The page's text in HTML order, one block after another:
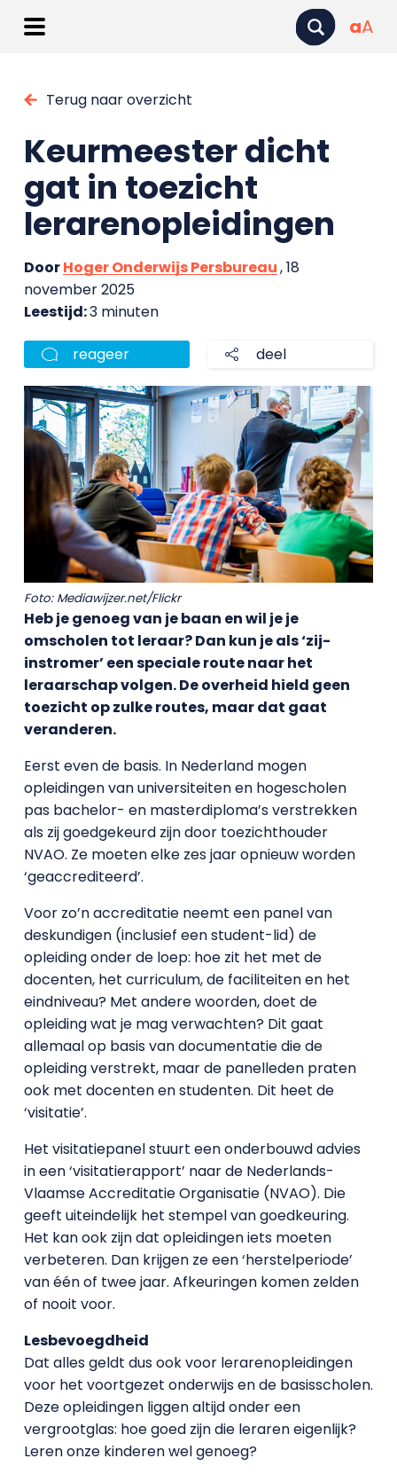
aA
Terug naar overzicht
Keurmeester dicht
gat in toezicht
lerarenopleidingen
DoorHoger Onderwijs Persbureau, 18
november 2025
Leestijd:3 minuten
reageer deel
Foto: Mediawijzer.net/Flickr
Heb je genoeg van je baan en wil je je
omscholen tot leraar? Dan kun je als ‘zij-
instromer’ een speciale route naar het
leraarschap volgen. De overheid hield geen
toezicht op zulke routes, maar dat gaat
veranderen.
Eerst even de basis. In Nederland mogen
opleidingen van universiteiten en hogescholen
pas bachelor- en masterdiploma’s verstrekken
als zij goedgekeurd zijn door toezichthouder
NVAO. Ze moeten elke zes jaar opnieuw worden
‘geaccrediteerd’.
Voor zo’n accreditatie neemt een panel van
deskundigen (inclusief een student-lid) de
opleiding onder de loep: hoe zit het met de
docenten, het curriculum, de faciliteiten en het
eindniveau? Met andere woorden, doet de
opleiding wat je mag verwachten? Dit gaat
allemaal op basis van documentatie die de
opleiding verstrekt, maar de panelleden praten
ook met docenten en studenten. Dit heet de
‘visitatie’.
Het visitatiepanel stuurt een onderbouwd advies
in een ‘visitatierapport’ naar de Nederlands-
Vlaamse Accreditatie Organisatie (NVAO). Die
geeft uiteindelijk het stempel van goedkeuring.
Het kan ook zijn dat opleidingen iets moeten
verbeteren. Dan krijgen ze een ‘herstelperiode’
van één of twee jaar. Afkeuringen komen zelden
of nooit voor.
Lesbevoegdheid
Dat alles geldt dus ook voor lerarenopleidingen
voor het voortgezet onderwijs en de basisscholen.
Deze opleidingen liggen altijd onder een
vergrootglas: hoe goed zijn die leraren eigenlijk?
Leren onze kinderen wel genoeg?